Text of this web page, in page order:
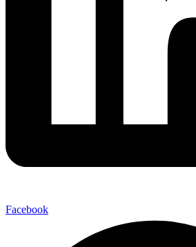
Facebook